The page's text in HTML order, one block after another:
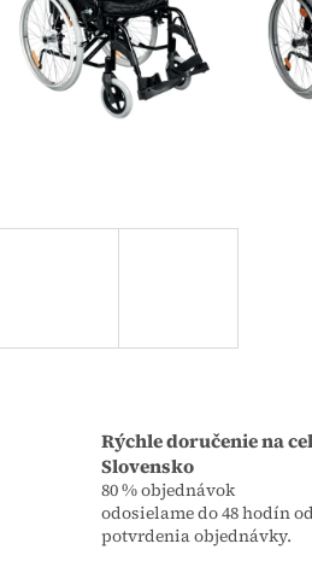
Rýchle doručenie na
Slovensko
80 % objednávok
odosielame do 48 hodín od
potvrdenia objednávky.